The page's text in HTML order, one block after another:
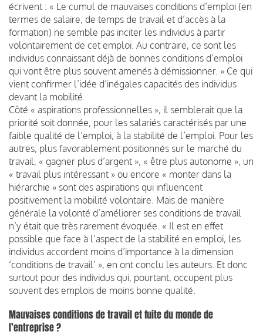
écrivent : « Le cumul de mauvaises conditions d’emploi (en
termes de salaire, de temps de travail et d’accès à la
formation) ne semble pas inciter les individus à partir
volontairement de cet emploi. Au contraire, ce sont les
individus connaissant déjà de bonnes conditions d’emploi
qui vont être plus souvent amenés à démissionner. » Ce qui
vient confirmer l’idée d’inégales capacités des individus
devant la mobilité.
Côté « aspirations professionnelles », il semblerait que la
priorité soit donnée, pour les salariés caractérisés par une
faible qualité de l’emploi, à la stabilité de l’emploi. Pour les
autres, plus favorablement positionnés sur le marché du
travail, « gagner plus d’argent », « être plus autonome », un
« travail plus intéressant » ou encore « monter dans la
hiérarchie » sont des aspirations qui influencent
positivement la mobilité volontaire. Mais de manière
générale la volonté d’améliorer ses conditions de travail
n’y était que très rarement évoquée. « Il est en effet
possible que face à l’aspect de la stabilité en emploi, les
individus accordent moins d’importance à la dimension
‘conditions de travail’ », en ont conclu les auteurs. Et donc
surtout pour des individus qui, pourtant, occupent plus
souvent des emplois de moins bonne qualité.
Mauvaises conditions de travail et fuite du monde de
l’entreprise ?